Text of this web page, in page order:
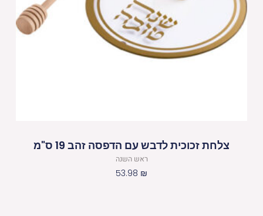
צלחת זכוכית לדבש עם הדפסה זהב 19 ס"מ
ראש השנה
53.98 ₪